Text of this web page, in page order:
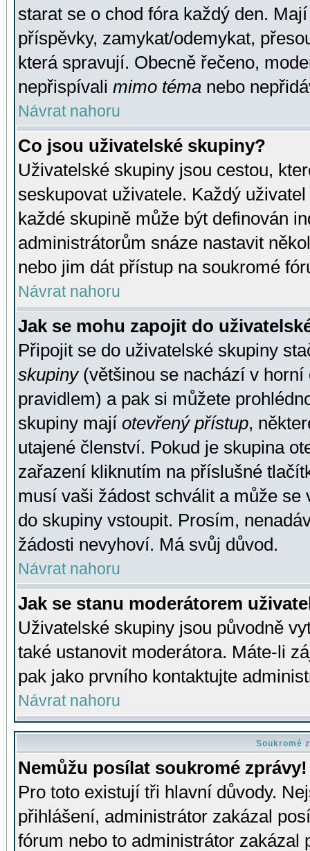
starat se o chod fóra každý den.
příspěvky, zamykat/odemykat,
která spravují. Obecně řečeno,
nepřispívali mimo téma nebo
Návrat nahoru
Co jsou uživatelské skupiny?
Uživatelské skupiny jsou cestou,
seskupovat uživatele. Každý
každé skupině může být definován
administrátorům snáze nastavit
nebo jim dát přístup na soukromé
Návrat nahoru
Jak se mohu zapojit do
Připojit se do uživatelské skupiny
skupiny(většinou se nachází v horní
pravidlem) a pak si můžete
skupiny mají otevřený přístup,
utajené členství. Pokud je skupina
zařazení kliknutím na příslušné
musí vaši žádost schválit a může se
do skupiny vstoupit. Prosím,
žádosti nevyhoví. Má svůj důvod.
Návrat nahoru
Jak se stanu moderátorem
Uživatelské skupiny jsou původně
také ustanovit moderátora. Máte-li
pak jako prvního kontaktujte
Návrat nahoru
Soukromé
Nemůžu posílat soukromé zprávy!
Pro toto existují tři hlavní důvody.
přihlášení, administrátor zakázal
fórum nebo to administrátor zakázal